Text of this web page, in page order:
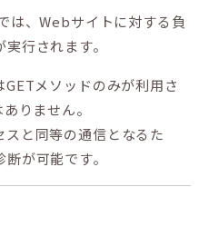
は、Webサイトに対する負
行されます。
メソッドのみが利用さ
りません。
と同等の通信となるた
が可能です。